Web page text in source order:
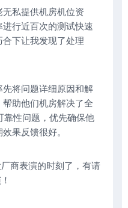
私提供机房机位资
行近百次的测试快速
下让我发现了处理
将问题详细原因和解
助他们机房解决了全
靠性问题，优先确保他
果反馈很好。
商表演的时刻了，有请